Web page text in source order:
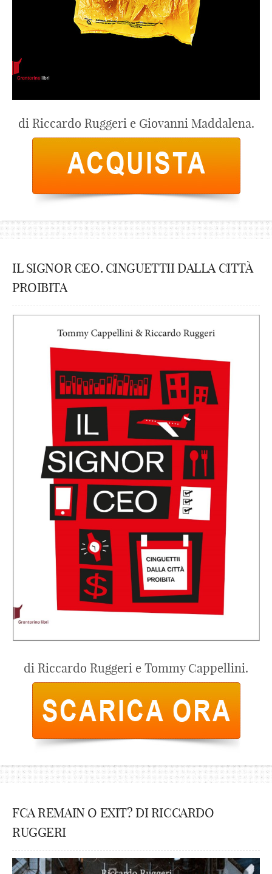
di Riccardo Ruggeri e Giovanni Maddalena.
IL SIGNOR CEO. CINGUETTII DALLA CITTÀ
PROIBITA
di Riccardo Ruggeri e Tommy Cappellini.
FCA REMAIN O EXIT? DI RICCARDO
RUGGERI